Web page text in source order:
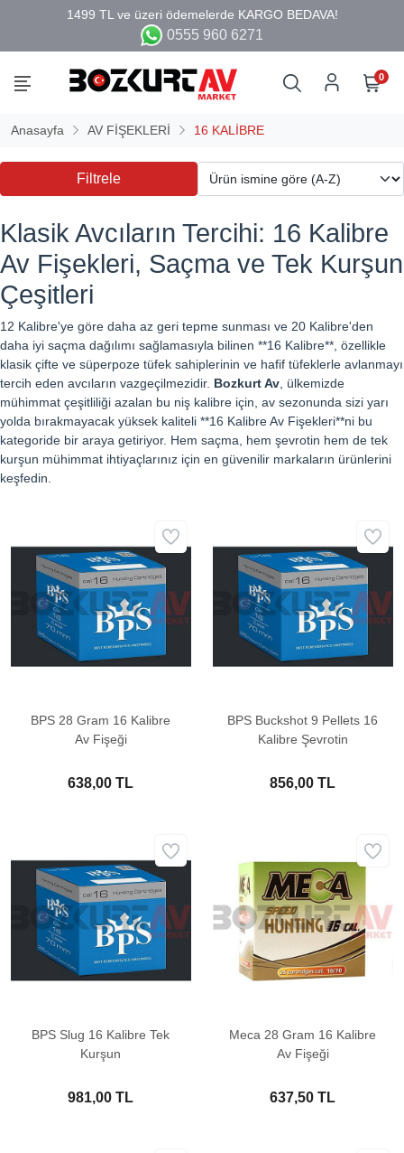
0555 960 6271
0
Anasayfa AV FİŞEKLERİ 16 KALİBRE
Filtrele
Klasik Avcıların Tercihi: 16 Kalibre
Av Fişekleri, Saçma ve Tek Kurşun
Çeşitleri
12 Kalibre'ye göre daha az geri tepme sunması ve 20 Kalibre'den
daha iyi saçma dağılımı sağlamasıyla bilinen **16 Kalibre**, özellikle
klasik çifte ve süperpoze tüfek sahiplerinin ve hafif tüfeklerle avlanmayı
tercih eden avcıların vazgeçilmezidir. Bozkurt Av , ülkemizde
mühimmat çeşitliliği azalan bu niş kalibre için, av sezonunda sizi yarı
yolda bırakmayacak yüksek kaliteli **16 Kalibre Av Fişekleri**ni bu
kategoride bir araya getiriyor. Hem saçma, hem şevrotin hem de tek
kurşun mühimmat ihtiyaçlarınız için en güvenilir markaların ürünlerini
keşfedin.
BPS 28 Gram 16 Kalibre
Av Fişeği
638,00 TL
BPS Buckshot 9 Pellets 16
Kalibre Şevrotin
856,00 TL
BPS Slug 16 Kalibre Tek
Kurşun
981,00 TL
Meca 28 Gram 16 Kalibre
Av Fişeği
637,50 TL